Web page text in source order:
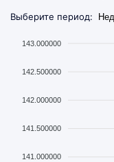
Выберите период:
143.000000
142.500000
142.000000
141.500000
141.000000